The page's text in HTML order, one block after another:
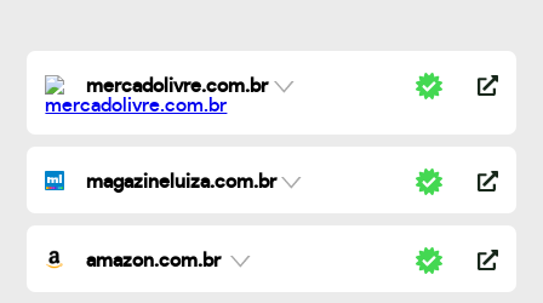
mercadolivre.com.br
magazineluiza.com.br
amazon.com.br